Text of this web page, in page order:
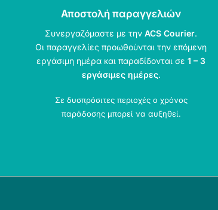
Αποστολή παραγγελιών
Συνεργαζόμαστε με τηνACS Courier.
Οι παραγγελίες προωθούνται την επόμενη
εργάσιμη ημέρα και παραδίδονται σε1 – 3
εργάσιμες ημέρες.
Σε δυσπρόσιτες περιοχές ο χρόνος
παράδοσης μπορεί να αυξηθεί.